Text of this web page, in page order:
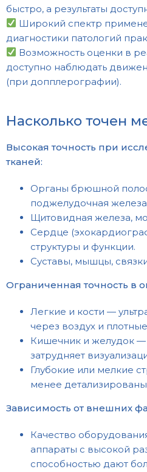
быстро, а результаты
Широкий спектр
диагностики патологий
Возможность оценки в
доступно наблюдать
(при допплерографии).
Насколько точен
Высокая точность при
тканей:
Органы брюшной
поджелудочная
Щитовидная железа,
Сердце
структуры и функции.
Суставы, мышцы,
Ограниченная точность в
Легкие и кости —
через воздух и
Кишечник и желудок —
затрудняет
Глубокие или мелкие
менее
Зависимость от внешних
Качество
аппараты с высокой
способностью дают